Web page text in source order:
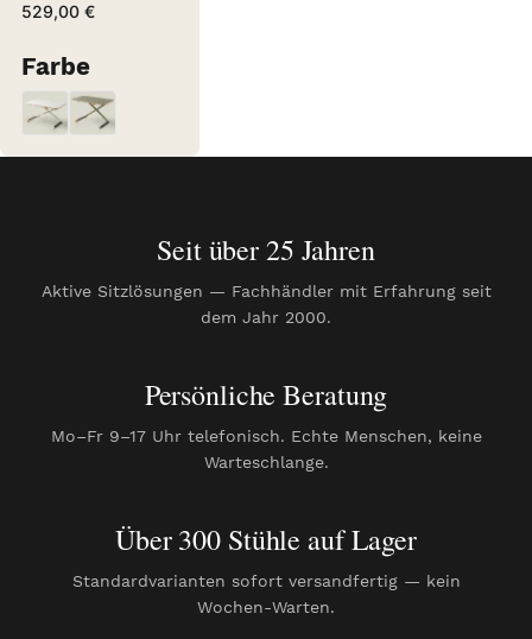
529,00 €
Farbe
Weiß
Weiß
Grün
Grün
Seit über 25 Jahren
Aktive Sitzlösungen — Fachhändler mit Erfahrung seit
dem Jahr 2000.
Persönliche Beratung
Mo–Fr 9–17 Uhr telefonisch. Echte Menschen, keine
Warteschlange.
Über 300 Stühle auf Lager
Standardvarianten sofort versandfertig — kein
Wochen-Warten.